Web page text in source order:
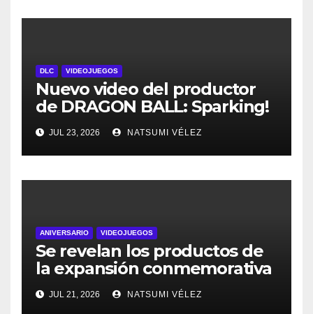
DLC VIDEOJUEGOS
Nuevo video del productor
de DRAGON BALL: Sparking!
ZERO detalla el Super Limit-
Breaking NEO DLC
JUL 23, 2026 NATSUMI VÉLEZ
ANIVERSARIO VIDEOJUEGOS
Se revelan los productos de
la expansión conmemorativa
Celebración 30.º Aniversario
del JCC Pokémon
JUL 21, 2026 NATSUMI VÉLEZ